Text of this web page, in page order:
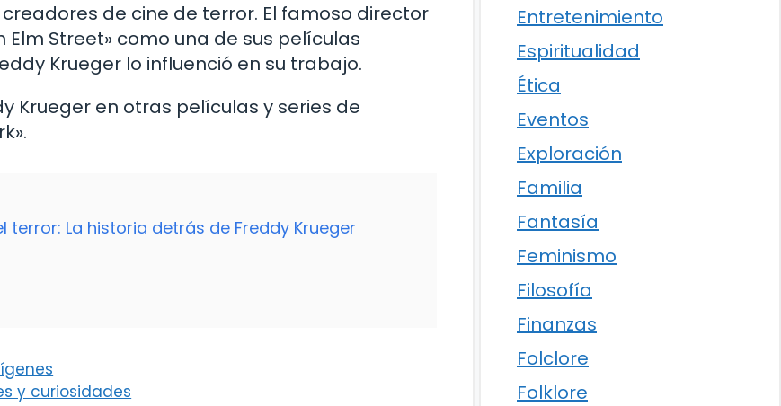
de cine de terror. El famoso director
Street» como una de sus películas
Krueger lo influenció en su trabajo.
Krueger en otras películas y series de
La historia detrás de Freddy Krueger
y curiosidades
Entretenimiento
Espiritualidad
Ética
Eventos
Exploración
Familia
Fantasía
Feminismo
Filosofía
Finanzas
Folclore
Folklore